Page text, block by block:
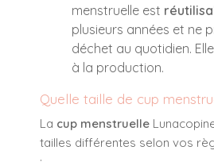
menstruelle est
plusieurs années et ne
déchet au quotidien.
à la production.
Quelle taille de cup
La cup menstruelle
tailles différentes selon vos